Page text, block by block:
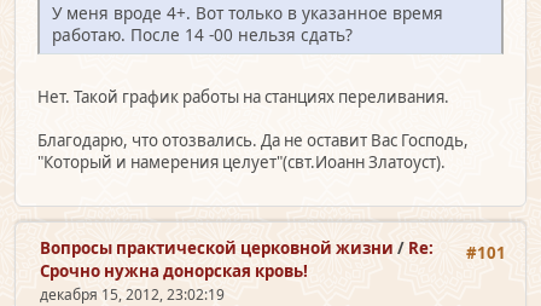
У меня вроде 4+. Вот только в указанное время
работаю. После 14 -00 нельзя сдать?
Нет. Такой график работы на станциях переливания.
Благодарю, что отозвались. Да не оставит Вас Господь,
"Который и намерения целует"(свт.Иоанн Златоуст).
#101
Вопросы практической церковной жизни / Re:
Срочно нужна донорская кровь!
декабря 15, 2012, 23:02:19